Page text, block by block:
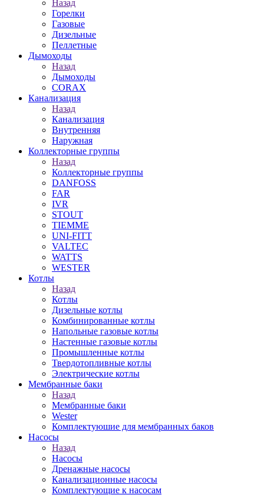
Назад
Горелки
Газовые
Дизельные
Пеллетные
Дымоходы
Назад
Дымоходы
CORAX
Канализация
Назад
Канализация
Внутренняя
Наружная
Коллекторные группы
Назад
Коллекторные группы
DANFOSS
FAR
IVR
STOUT
TIEMME
UNI-FITT
VALTEC
WATTS
WESTER
Котлы
Назад
Котлы
Дизельные котлы
Комбинированные котлы
Напольные газовые котлы
Настенные газовые котлы
Промышленные котлы
Твердотопливные котлы
Электрические котлы
Мембранные баки
Назад
Мембранные баки
Wester
Комплектуюшие для мембранных баков
Насосы
Назад
Насосы
Дренажные насосы
Канализационные насосы
Комплектующие к насосам